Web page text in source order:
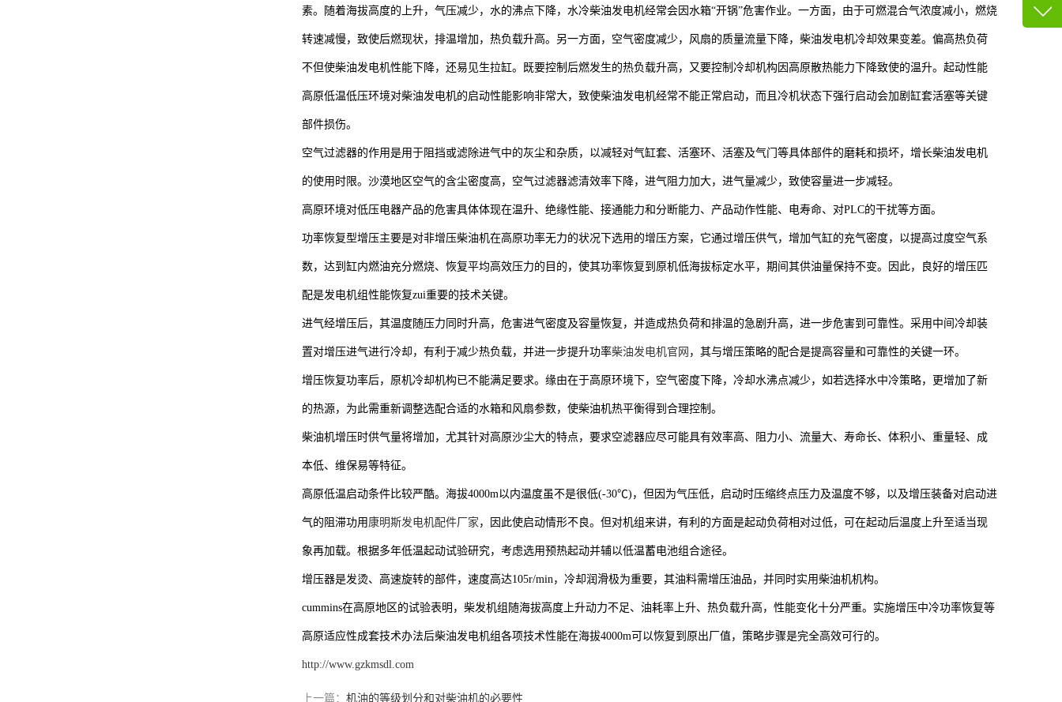
素。随着海拔高度的上升，气压减少，水的沸点下降，水冷柴油发电机经常会因水箱“开锅”危害作业。一方面，由于可燃混合气浓度减小，燃烧
转速减慢，致使后燃现状，排温增加，热负载升高。另一方面，空气密度减少，风扇的质量流量下降，柴油发电机冷却效果变差。偏高热负荷
不但使柴油发电机性能下降，还易见生拉缸。既要控制后燃发生的热负载升高，又要控制冷却机构因高原散热能力下降致使的温升。起动性能
高原低温低压环境对柴油发电机的启动性能影响非常大，致使柴油发电机经常不能正常启动，而且冷机状态下强行启动会加剧缸套活塞等关键
部件损伤。
空气过滤器的作用是用于阻挡或滤除进气中的灰尘和杂质，以减轻对气缸套、活塞环、活塞及气门等具体部件的磨耗和损坏，增长柴油发电机
的使用时限。沙漠地区空气的含尘密度高，空气过滤器滤清效率下降，进气阻力加大，进气量减少，致使容量进一步减轻。
高原环境对低压电器产品的危害具体体现在温升、绝缘性能、接通能力和分断能力、产品动作性能、电寿命、对PLC的干扰等方面。
功率恢复型增压主要是对非增压柴油机在高原功率无力的状况下选用的增压方案，它通过增压供气，增加气缸的充气密度，以提高过度空气系
数，达到缸内燃油充分燃烧、恢复平均高效压力的目的，使其功率恢复到原机低海拔标定水平，期间其供油量保持不变。因此，良好的增压匹
配是发电机组性能恢复zui重要的技术关键。
进气经增压后，其温度随压力同时升高，危害进气密度及容量恢复，并造成热负荷和排温的急剧升高，进一步危害到可靠性。采用中间冷却装
置对增压进气进行冷却，有利于减少热负载，并进一步提升功率柴油发电机官网 ，其与增压策略的配合是提高容量和可靠性的关键一环。
增压恢复功率后，原机冷却机构已不能满足要求。缘由在于高原环境下，空气密度下降，冷却水沸点减少，如若选择水中冷策略，更增加了新
的热源，为此需重新调整选配合适的水箱和风扇参数，使柴油机热平衡得到合理控制。
柴油机增压时供气量将增加，尤其针对高原沙尘大的特点，要求空滤器应尽可能具有效率高、阻力小、流量大、寿命长、体积小、重量轻、成
本低、维保易等特征。
高原低温启动条件比较严酷。海拔4000m以内温度虽不是很低(-30℃)，但因为气压低，启动时压缩终点压力及温度不够，以及增压装备对启动进
气的阻滞功用 康明斯发电机配件厂家 ，因此使启动情形不良。但对机组来讲，有利的方面是起动负荷相对过低，可在起动后温度上升至适当现
象再加载。根据多年低温起动试验研究，考虑选用预热起动并辅以低温蓄电池组合途径。
增压器是发烫、高速旋转的部件，速度高达105r/min，冷却润滑极为重要，其油料需增压油品，并同时实用柴油机机构。
cummins在高原地区的试验表明，柴发机组随海拔高度上升动力不足、油耗率上升、热负载升高，性能变化十分严重。实施增压中冷功率恢复等
高原适应性成套技术办法后柴油发电机组各项技术性能在海拔4000m可以恢复到原出厂值，策略步骤是完全高效可行的。
http://www.gzkmsdl.com
上一篇： 机油的等级划分和对柴油机的必要性